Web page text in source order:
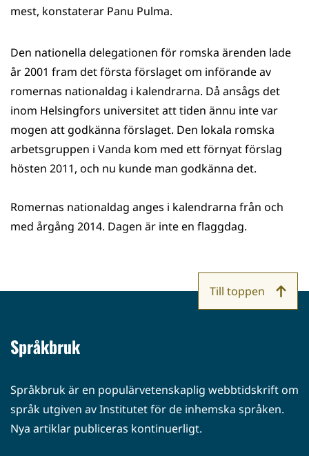
mest, konstaterar Panu Pulma.
Den nationella delegationen för romska ärenden lade
år 2001 fram det första förslaget om införande av
romernas nationaldag i kalendrarna. Då ansågs det
inom Helsingfors universitet att tiden ännu inte var
mogen att godkänna förslaget. Den lokala romska
arbetsgruppen i Vanda kom med ett förnyat förslag
hösten 2011, och nu kunde man godkänna det.
Romernas nationaldag anges i kalendrarna från och
med årgång 2014. Dagen är inte en flaggdag.
Språkbruk
Språkbruk är en populärvetenskaplig webbtidskrift om
språk utgiven av Institutet för de inhemska språken.
Nya artiklar publiceras kontinuerligt.
Till toppen